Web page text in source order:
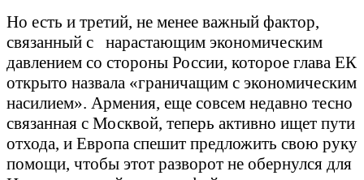
Но есть и третий, не менее важный фактор,
связанный с нарастающим экономическим
давлением со стороны России, которое глава ЕК
открыто назвала «граничащим с экономическим
насилием». Армения, еще совсем недавно тесно
связанная с Москвой, теперь активно ищет пути
отхода, и Европа спешит предложить свою руку
помощи, чтобы этот разворот не обернулся для